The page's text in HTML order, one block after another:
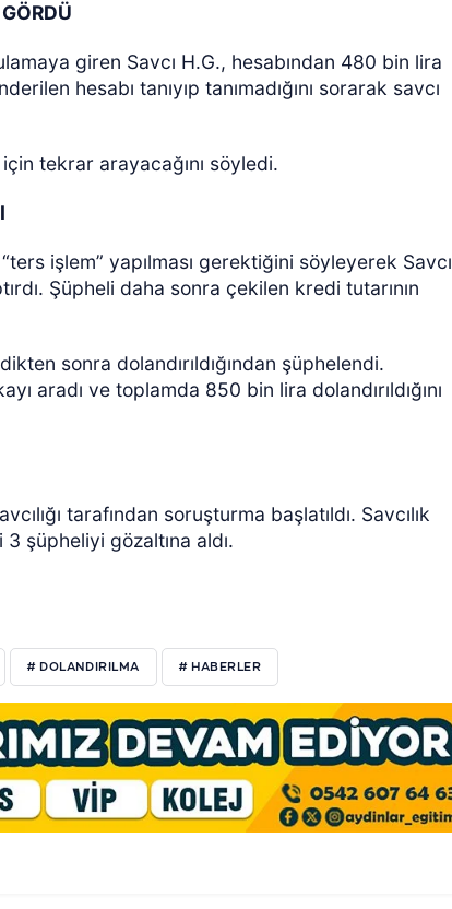
giren Savcı H.G., hesabından 480 bin lira
hesabı tanıyıp tanımadığını sorarak savcı
tekrar arayacağını söyledi.
işlem” yapılması gerektiğini söyleyerek Savcı
Şüpheli daha sonra çekilen kredi tutarının
sonra dolandırıldığından şüphelendi.
aradı ve toplamda 850 bin lira dolandırıldığını
tarafından soruşturma başlatıldı. Savcılık
şüpheliyi gözaltına aldı.
# DOLANDIRILMA # HABERLER